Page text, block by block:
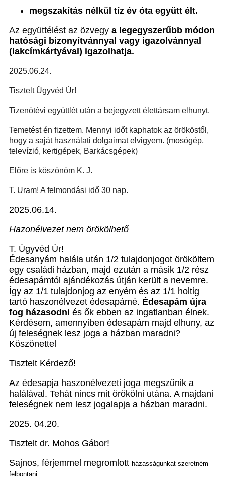
megszakítás nélkül tíz év óta együtt élt.
Az együttélést az özvegy a legegyszerűbb módon
hatósági bizonyítvánnyal vagy igazolvánnyal
(lakcímkártyával) igazolhatja.
2025.06.24.
Tisztelt Ügyvéd Úr!
Tizenötévi együttlét után a bejegyzett élettársam elhunyt.
Temetést én fizettem. Mennyi időt kaphatok az örököstől,
hogy a saját használati dolgaimat elvigyem. (mosógép,
televízió, kertigépek, Barkácsgépek)
Előre is köszönöm K. J.
T. Uram! A felmondási idő 30 nap.
2025.06.14.
Hazonélvezet nem örökölhető
T. Ügyvéd Úr!
Édesanyám halála után 1/2 tulajdonjogot örököltem
egy családi házban, majd ezután a másik 1/2 rész
édesapámtól ajándékozás útján került a nevemre.
Így az 1/1 tulajdonjog az enyém és az 1/1 holtig
tartó haszonélvezet édesapámé. Édesapám újra
fog házasodni és ők ebben az ingatlanban élnek.
Kérdésem, amennyiben édesapám majd elhuny, az
új feleségnek lesz joga a házban maradni?
Köszönettel
Tisztelt Kérdező!
Az édesapja haszonélvezeti joga megszűnik a
halálával. Tehát nincs mit örökölni utána. A majdani
feleségnek nem lesz jogalapja a házban maradni.
2025. 04.20.
Tisztelt dr. Mohos Gábor!
Sajnos, férjemmel megromlott házasságunkat szeretném
felbontani.